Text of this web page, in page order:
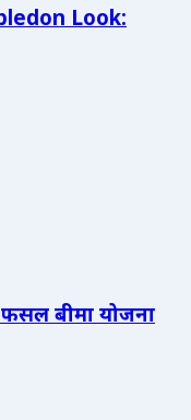
Look:
बीमा योजना